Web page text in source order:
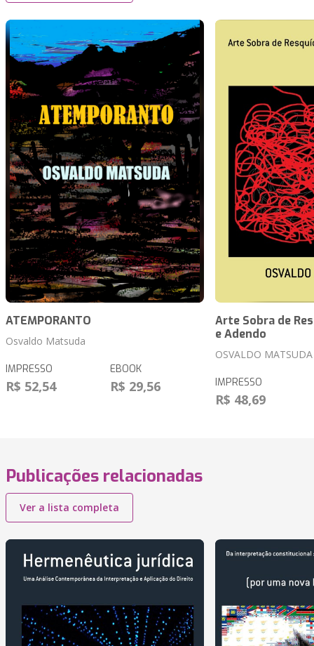
ATEMPORANTO
Osvaldo Matsuda
IMPRESSO
R$ 52,54
EBOOK
R$ 29,56
Arte Sobra de
e Adendo
OSVALDO MATSUDA
IMPRESSO
R$ 48,69
Publicações relacionadas
Ver a lista completa